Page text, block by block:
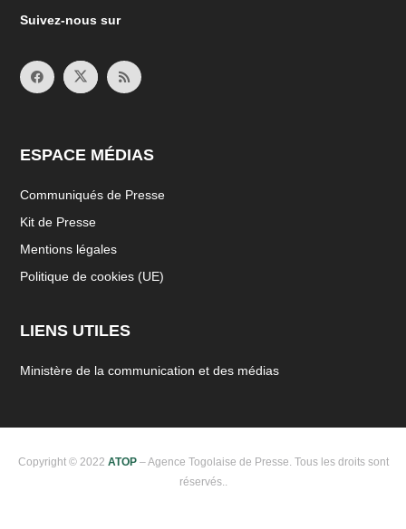
Suivez-nous sur
ESPACE MÉDIAS
Communiqués de Presse
Kit de Presse
Mentions légales
Politique de cookies (UE)
LIENS UTILES
Ministère de la communication et des médias
Copyright © 2022 ATOP– Agence Togolaise de Presse. Tous les droits sont
réservés..